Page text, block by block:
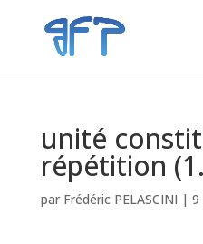
unité
répétition
par Frédéric PELASCINI | 9